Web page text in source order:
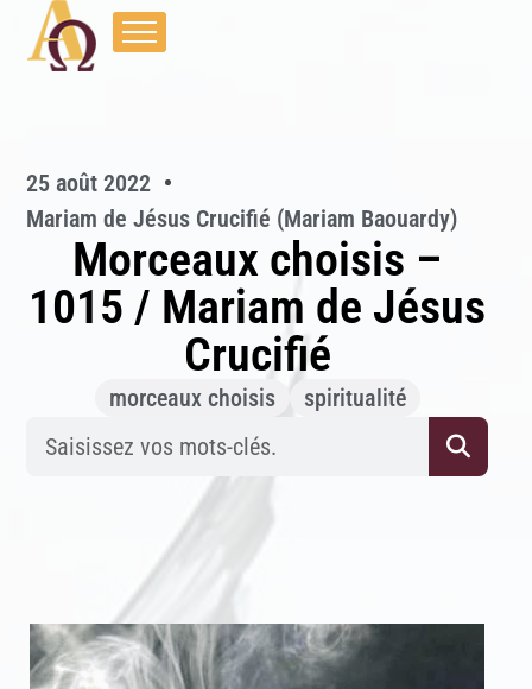
25 août 2022
Mariam de Jésus Crucifié (Mariam Baouardy)
Morceaux choisis –
1015 / Mariam de Jésus
Crucifié
morceaux choisis spiritualité